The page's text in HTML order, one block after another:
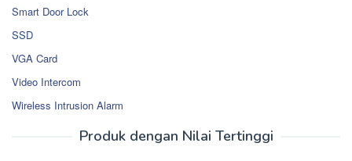
Smart Door Lock
SSD
VGA Card
Video Intercom
Wireless Intrusion Alarm
Produk dengan Nilai Tertinggi